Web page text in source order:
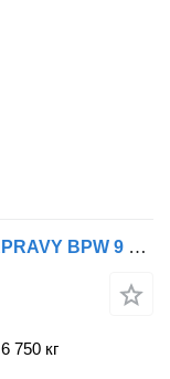
Wielton NW-3, HARDOX, 30 CBM, NÁPRAVY BPW 9 TUN, PO VELIKÉM SERVISU ZA 3
6 750 кг